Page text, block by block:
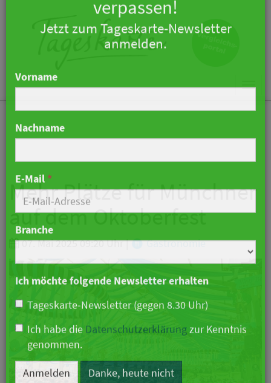
Mehr Plätze für Münchner
auf dem Oktoberfest
07. Mai 2025 09:20 Uhr| Gastronomie
Keine Nachricht mehr
verpassen!
Jetzt zum Tageskarte-Newsletter
anmelden.
Vorname
Nachname
E-Mail*
Branche
Ich möchte folgende Newsletter erhalten
Tageskarte-Newsletter (gegen 8.30 Uhr)
Ich habe die
Datenschutzerklärung